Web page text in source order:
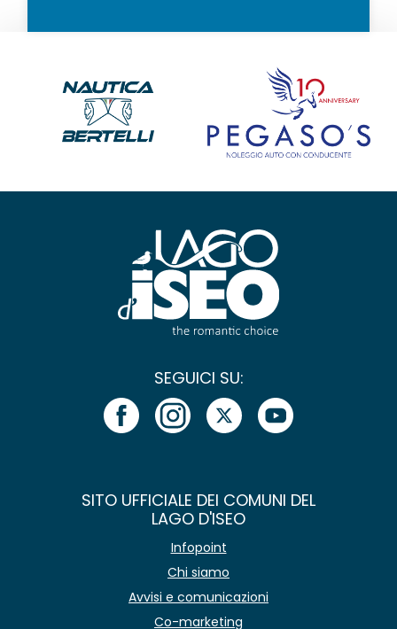
SEGUICI SU:
SITO UFFICIALE DEI COMUNI DEL
LAGO D'ISEO
Infopoint
Chi siamo
Avvisi e comunicazioni
Co-marketing